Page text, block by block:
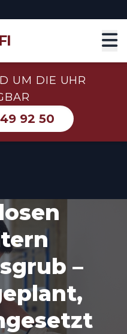
UM DIE UHR
92 50
–